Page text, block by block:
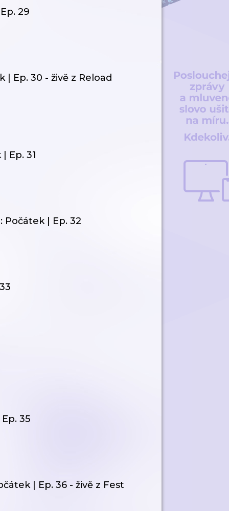
29
Ep. 30 - živě z Reload
Ep. 31
| Ep. 32
35
| Ep. 36 - živě z Fest